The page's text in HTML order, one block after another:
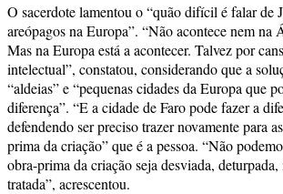
O sacerdote lamentou o “quão difícil é falar de
areópagos na Europa”. “Não acontece nem na
Mas na Europa está a acontecer. Talvez por
intelectual”, constatou, considerando que a
“aldeias” e “pequenas cidades da Europa que
diferença”. “E a cidade de Faro pode fazer a
defendendo ser preciso trazer novamente para
prima da criação” que é a pessoa. “Não
obra-prima da criação seja desviada,
tratada”, acrescentou.